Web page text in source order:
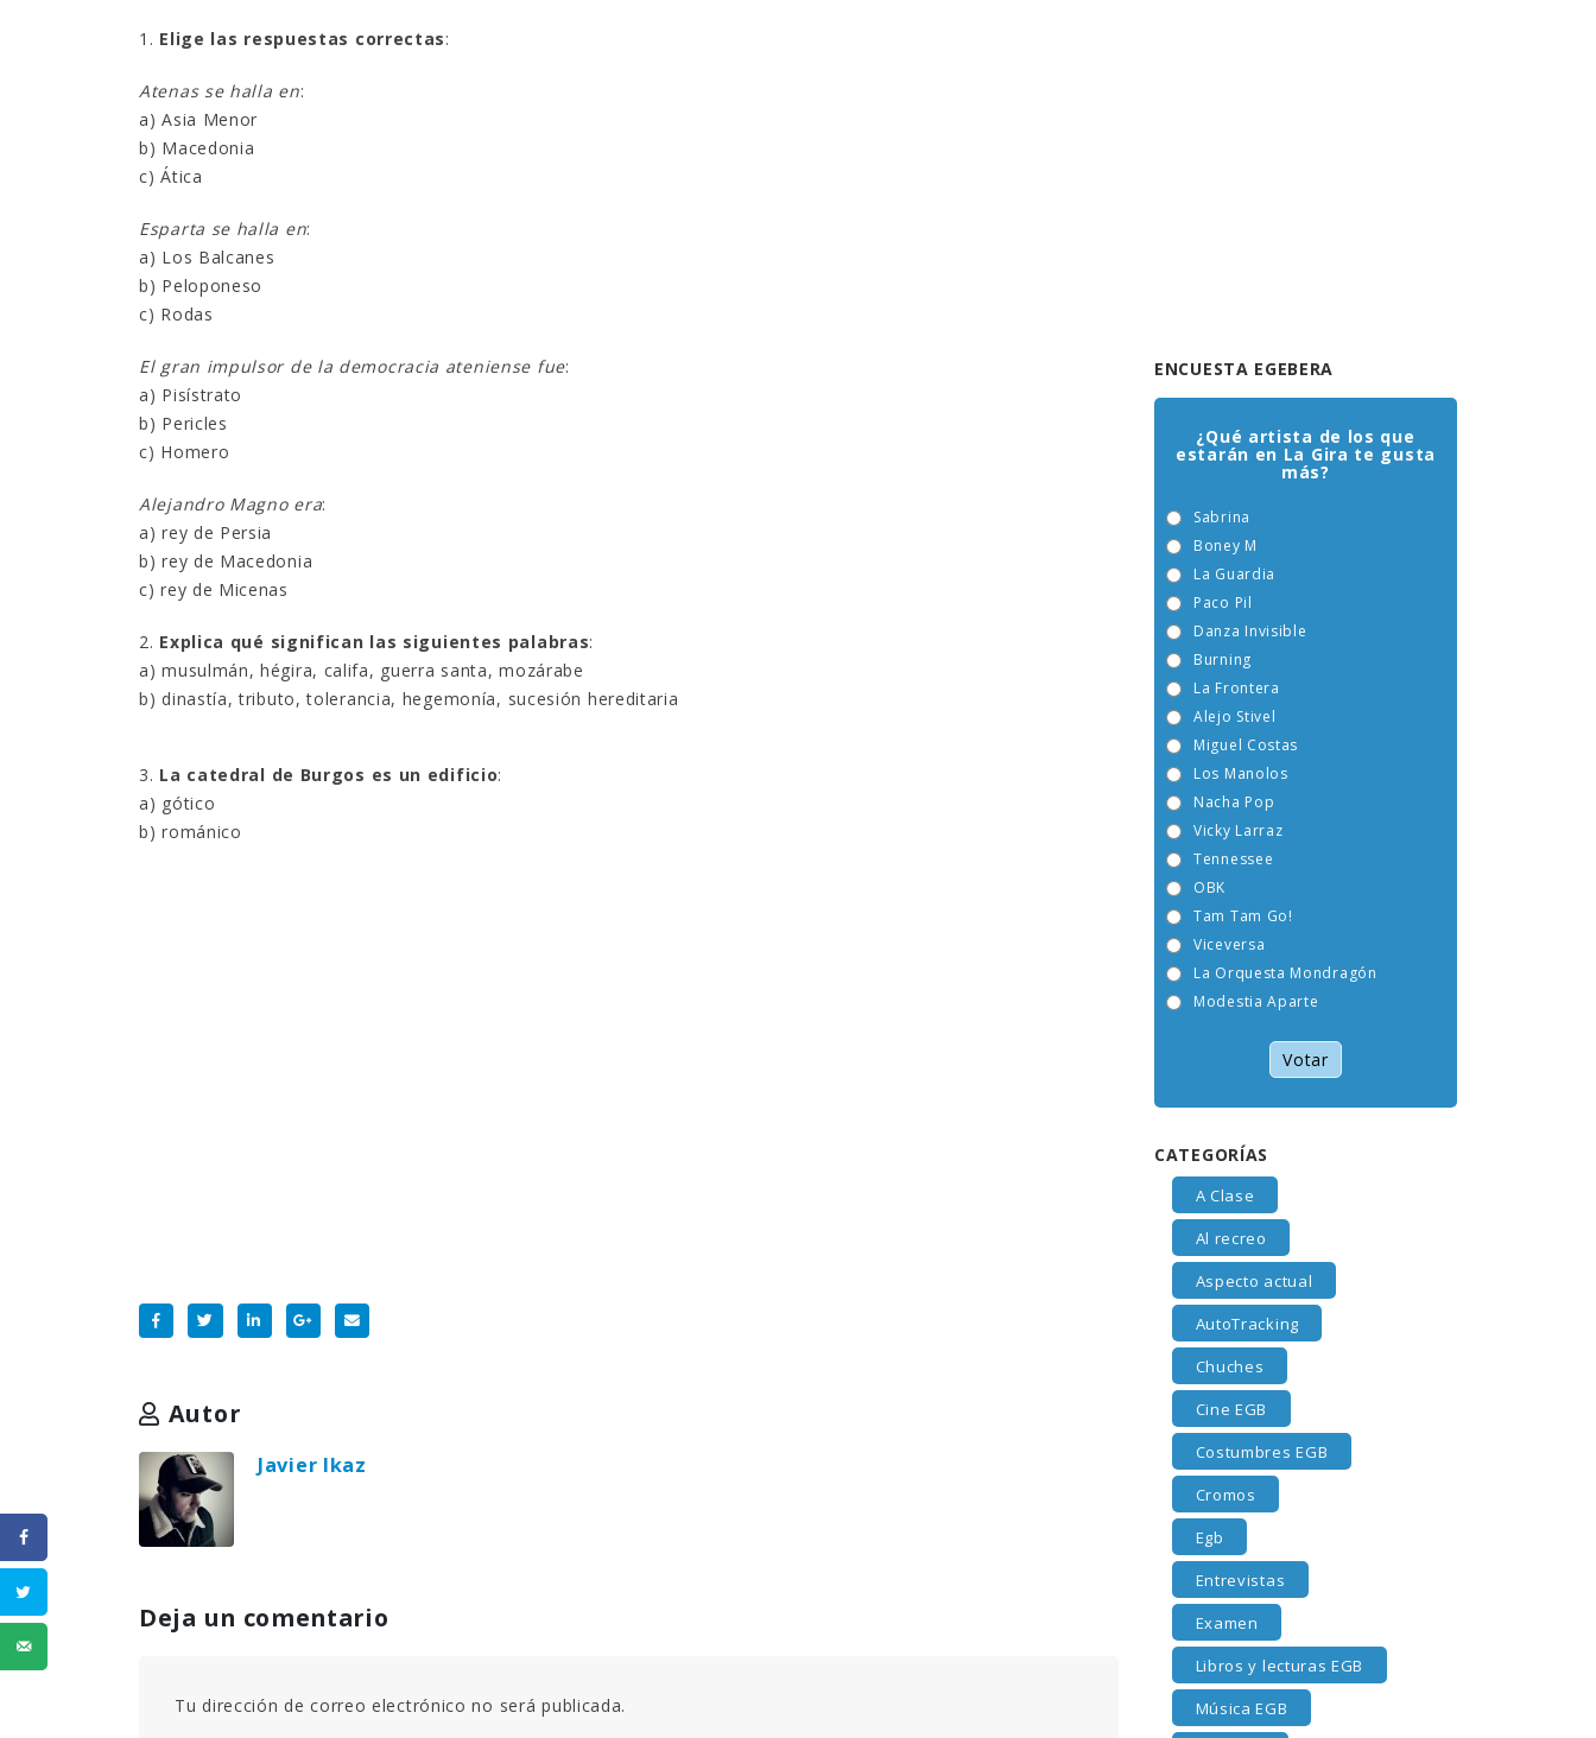
1. Elige las respuestas correctas:
Atenas se halla en:
a) Asia Menor
b) Macedonia
c) Ática
Esparta se halla en:
a) Los Balcanes
b) Peloponeso
c) Rodas
El gran impulsor de la democracia ateniense fue:
a) Pisístrato
b) Pericles
c) Homero
Alejandro Magno era:
a) rey de Persia
b) rey de Macedonia
c) rey de Micenas
2. Explica qué significan las siguientes palabras:
a) musulmán, hégira, califa, guerra santa, mozárabe
b) dinastía, tributo, tolerancia, hegemonía, sucesión hereditaria
3. La catedral de Burgos es un edificio:
a) gótico
b) románico
Autor
Javier Ikaz
Deja un comentario
Tu dirección de correo electrónico no será publicada.
ENCUESTA EGEBERA
¿Qué artista de los que
estarán en La Gira te gusta
más?
Sabrina
Boney M
La Guardia
Paco Pil
Danza Invisible
Burning
La Frontera
Alejo Stivel
Miguel Costas
Los Manolos
Nacha Pop
Vicky Larraz
Tennessee
OBK
Tam Tam Go!
Viceversa
La Orquesta Mondragón
Modestia Aparte
Votar
CATEGORÍAS
A Clase
Al recreo
Aspecto actual
AutoTracking
Chuches
Cine EGB
Costumbres EGB
Cromos
Egb
Entrevistas
Examen
Libros y lecturas EGB
Música EGB